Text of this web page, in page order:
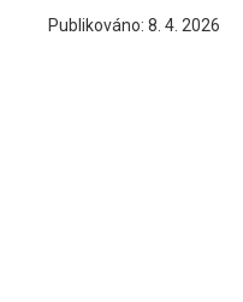
Publikováno: 8. 4. 2026